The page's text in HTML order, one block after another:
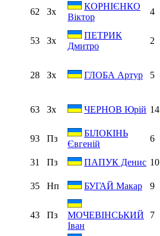
62
Зх
КОРНІЄНКО
Віктор
4
53 Зх
ПЕТРИК
Дмитро
2
28 Зх ГЛОБА Артур 5
63 Зх ЧЕРНОВ Юрій 14
93
Пз
БІЛОКІНЬ
Євгеній
6
31
Пз ПАПУК Денис 10
35
Нп БУГАЙ Макар 9
43 Пз
МОЧЕВІНСЬКИЙ
Іван
7